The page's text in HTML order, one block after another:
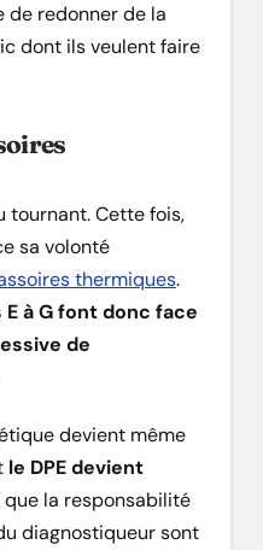
de redonner de la
dont ils veulent faire
tournant. Cette fois,
sa volonté
thermiques.
à G font donc face
de
devient même
le DPE devient
que la responsabilité
diagnostiqueur sont